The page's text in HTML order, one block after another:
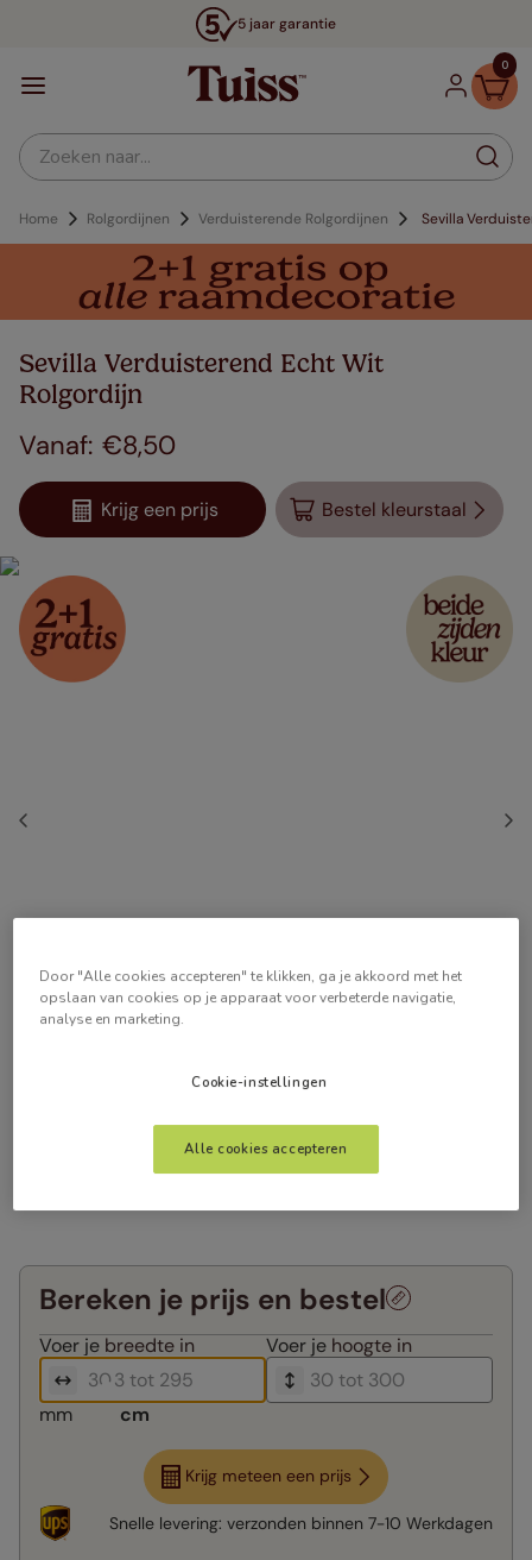
5 jaar garantie
0
Zoeken naar...
Home Rolgordijnen Verduisterende Rolgordijnen Sevilla
Sevilla Verduisterend Echt Wit
Rolgordijn
€8,50
Krijg een prijs Bestel kleurstaal
Bereken je prijs en bestel
Voer je breedte in Voer je hoogte in
mm cm
Krijg meteen een prijs
Snelle levering: verzonden binnen 7-10 Werkdagen
Door "Alle cookies accepteren" te klikken, ga je akkoord met het
opslaan van cookies op je apparaat voor verbeterde navigatie,
analyse en marketing.
Cookie-instellingen
Alle cookies accepteren